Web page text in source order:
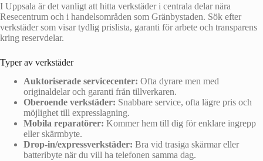
I Uppsala är det vanligt att hitta verkstäder i centrala delar nära
Resecentrum och i handelsområden som Gränbystaden. Sök efter
verkstäder som visar tydlig prislista, garanti för arbete och transparens
kring reservdelar.
Typer av verkstäder
Auktoriserade servicecenter: Ofta dyrare men med
originaldelar och garanti från tillverkaren.
Oberoende verkstäder: Snabbare service, ofta lägre pris och
möjlighet till expresslagning.
Mobila reparatörer: Kommer hem till dig för enklare ingrepp
eller skärmbyte.
Drop‑in/expressverkstäder: Bra vid trasiga skärmar eller
batteribyte när du vill ha telefonen samma dag.